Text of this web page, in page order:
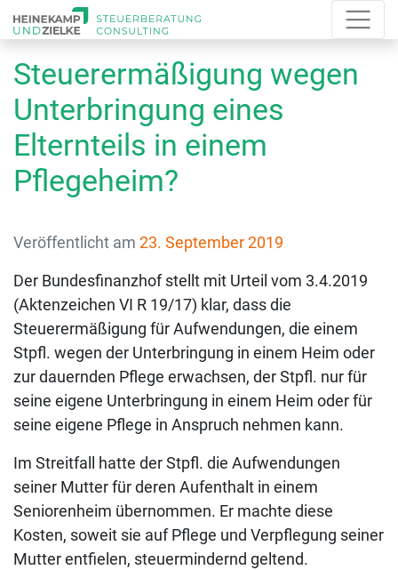
Steuerermäßigung wegen
Unterbringung eines
Elternteils in einem
Pflegeheim?
Veröffentlicht am 23. September 2019
Der Bundesfinanzhof stellt mit Urteil vom 3.4.2019
(Aktenzeichen VI R 19/17) klar, dass die
Steuerermäßigung für Aufwendungen, die einem
Stpfl. wegen der Unterbringung in einem Heim oder
zur dauernden Pflege erwachsen, der Stpfl. nur für
seine eigene Unterbringung in einem Heim oder für
seine eigene Pflege in Anspruch nehmen kann.
Im Streitfall hatte der Stpfl. die Aufwendungen
seiner Mutter für deren Aufenthalt in einem
Seniorenheim übernommen. Er machte diese
Kosten, soweit sie auf Pflege und Verpflegung seiner
Mutter entfielen, steuermindernd geltend.